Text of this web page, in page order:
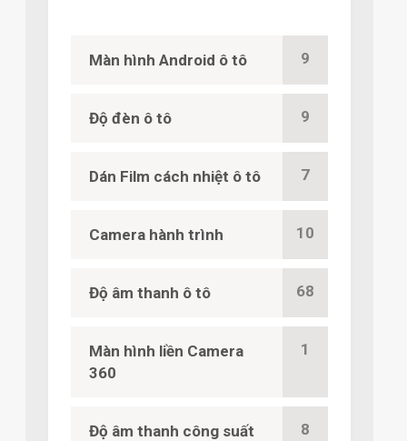
Màn hình Android ô tô 9
Độ đèn ô tô 9
Dán Film cách nhiệt ô tô 7
Camera hành trình 10
Độ âm thanh ô tô 68
Màn hình liền Camera
360
1
Độ âm thanh công suất
8